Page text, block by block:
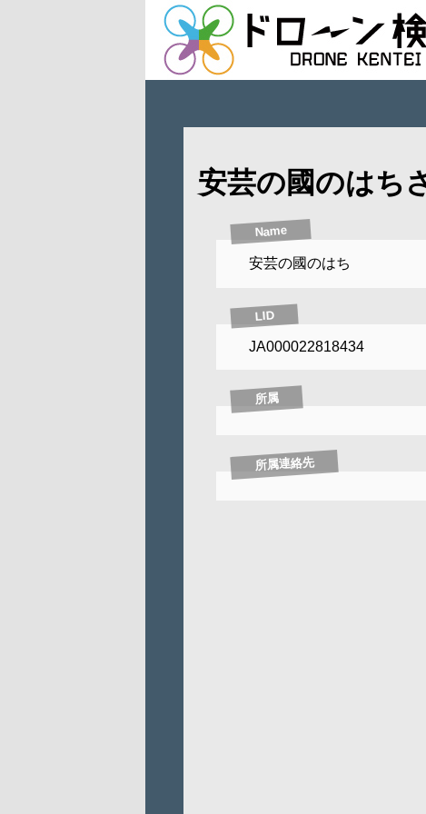
安芸の國のはち
Name
安芸の國のはち
LID
JA000022818434
所属
所属連絡先